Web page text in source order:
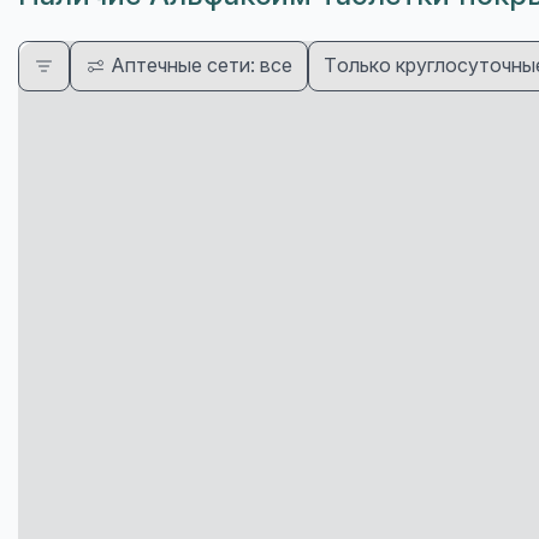
Аптечные сети: все Только